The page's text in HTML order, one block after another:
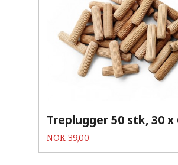
Treplugger 50 stk, 30 x
Pris
NOK 39,00